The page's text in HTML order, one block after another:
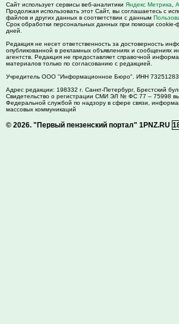
Сайт использует сервисы веб-аналитики Яндекс Метрика
Продолжая использовать этот Сайт, вы соглашаетесь с
файлов и других данных в соответствии с данным
Срок обработки персональных данных при помощи cookie-
дней.
Редакция не несет ответственность за достоверность
опубликованной в рекламных объявлениях и сообщениях
агентств. Редакция не предоставляет справочной
материалов только по согласованию с редакцией.
Учредитель ООО "Информационное Бюро". ИНН
Адрес редакции: 198332 г. Санкт-Петербург, Брестский
Свидетельство о регистрации СМИ ЭЛ № ФС 77 – 75998
Федеральной службой по надзору в сфере связи,
массовых коммуникаций
© 2026. "Первый пензенский портал" 1PNZ.RU